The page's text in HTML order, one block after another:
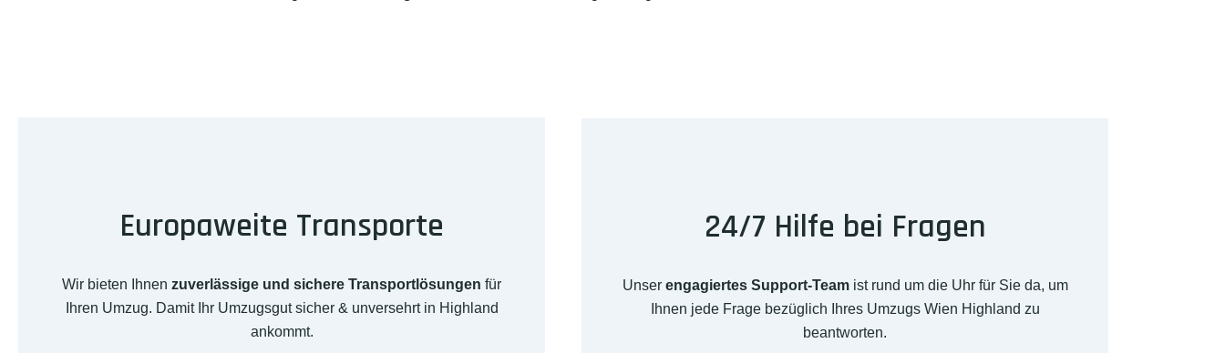
Europaweite Transporte
Wir bieten Ihnen zuverlässige und sichere Transportlösungen für
Ihren Umzug. Damit Ihr Umzugsgut sicher & unversehrt in Highland
ankommt.
24/7 Hilfe bei Fragen
Unser engagiertes Support-Teamist rund um die Uhr für Sie da, um
Ihnen jede Frage bezüglich Ihres Umzugs Wien Highland zu
beantworten.